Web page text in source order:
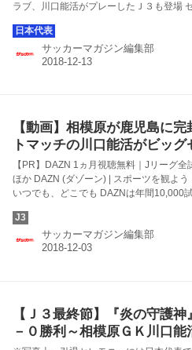
ラブ、川口能活がプレーしたＪ３も登場
カつくRTW）Jリーグモード実装メディ
ゲストに先日現役を引退した元日本代表
カつくRTWは今年4月にサービスが始ま
サッカーマガジン編集部
【動画】相模原が鹿児島に
トマッチの川口能活がビッ
34節・相模原１－０鹿児島）
【PR】DAZN 1ヵ月視聴無料｜Jリーグ
ほか DAZN (ダゾーン) | スポーツを観よ
いつでも、どこでも DAZNは年間10,000
デバイスでお楽しみいただけます。まず
ください。サッカーマガジン編集部
【Ｊ３最終節】『炎の守護
－０勝利～相模原ＧＫ川口